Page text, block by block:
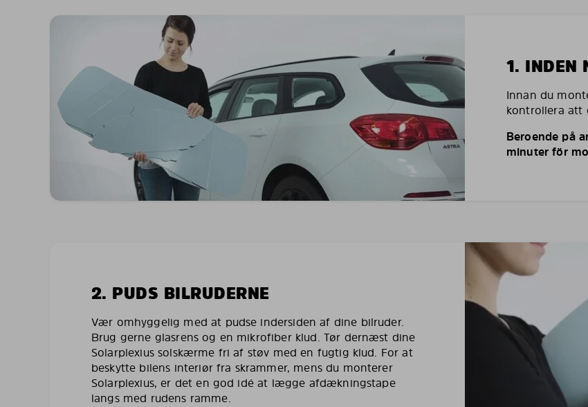
1. INDEN
Innan du
kontrollera att
Beroende på
minuter för
2. PUDS BILRUDERNE
Vær omhyggelig med at pudse indersiden af dine bilruder.
Brug gerne glasrens og en mikrofiber klud. Tør dernæst dine
Solarplexius solskærme fri af støv med en fugtig klud. For at
beskytte bilens interiør fra skrammer, mens du monterer
Solarplexius, er det en god idé at lægge afdækningstape
langs med rudens ramme.